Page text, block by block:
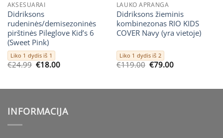
AKSESUARAI
Didriksons
rudeninės/demisezoninės
pirštinės Pileglove Kid’s 6
(Sweet Pink)
Liko 1 dydis iš 1
€24.99 Original
€24.99.
€18.00Current
€18.00.
LAUKO APRANGA
Didriksons žieminis
kombinezonas RIO KIDS
COVER Navy (yra vietoje)
Liko 1 dydis iš 2
€119.00 Original
€119.00.
€79.00Current
€79.00.
INFORMACIJA